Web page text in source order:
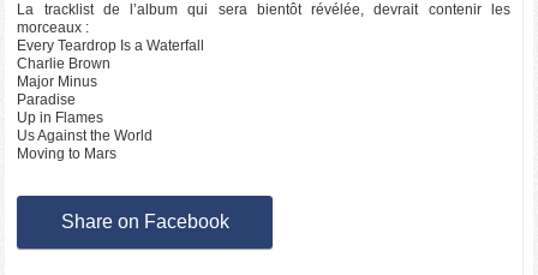
La tracklist de l’album qui sera bientôt révélée, devrait contenir les
morceaux :
Every Teardrop Is a Waterfall
Charlie Brown
Major Minus
Paradise
Up in Flames
Us Against the World
Moving to Mars
Share on Facebook